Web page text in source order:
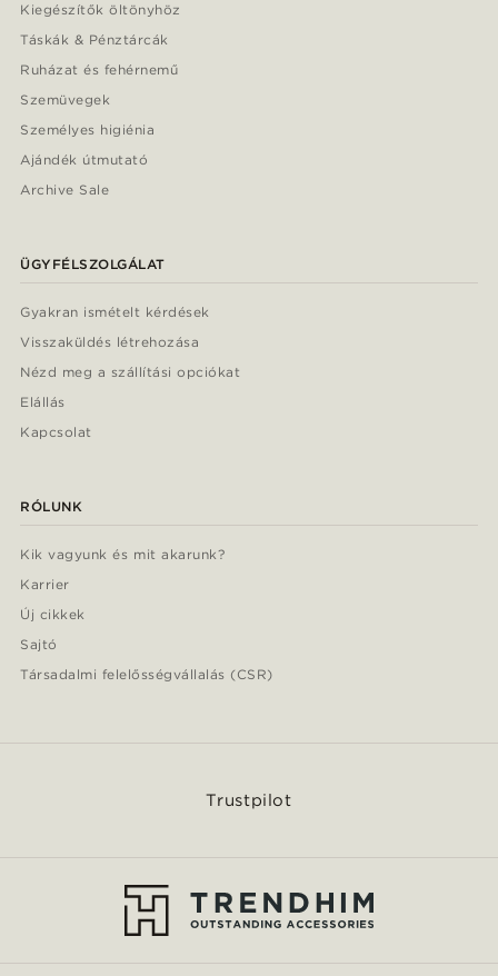
Kiegészítők öltönyhöz
Táskák & Pénztárcák
Ruházat és fehérnemű
Szemüvegek
Személyes higiénia
Ajándék útmutató
Archive Sale
ÜGYFÉLSZOLGÁLAT
Gyakran ismételt kérdések
Visszaküldés létrehozása
Nézd meg a szállítási opciókat
Elállás
Kapcsolat
RÓLUNK
Kik vagyunk és mit akarunk?
Karrier
Új cikkek
Sajtó
Társadalmi felelősségvállalás (CSR)
Trustpilot